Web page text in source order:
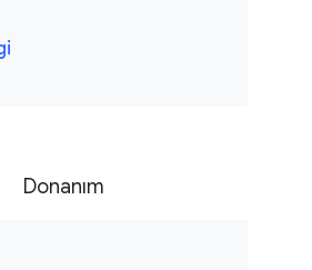
Donanım